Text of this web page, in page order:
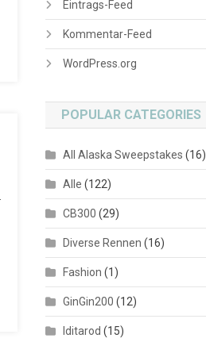
Eintrags-Feed
Kommentar-Feed
WordPress.org
POPULAR CATEGORIES
All Alaska Sweepstakes (16)
Alle (122)
CB300 (29)
Diverse Rennen (16)
Fashion (1)
GinGin200 (12)
Iditarod (15)